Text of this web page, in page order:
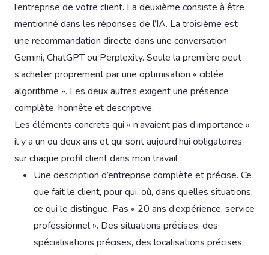
l’entreprise de votre client. La deuxième consiste à être
mentionné dans les réponses de l’IA. La troisième est
une recommandation directe dans une conversation
Gemini, ChatGPT ou Perplexity. Seule la première peut
s’acheter proprement par une optimisation « ciblée
algorithme ». Les deux autres exigent une présence
complète, honnête et descriptive.
Les éléments concrets qui « n’avaient pas d’importance »
il y a un ou deux ans et qui sont aujourd’hui obligatoires
sur chaque profil client dans mon travail :
Une description d’entreprise complète et précise. Ce
que fait le client, pour qui, où, dans quelles situations,
ce qui le distingue. Pas « 20 ans d’expérience, service
professionnel ». Des situations précises, des
spécialisations précises, des localisations précises.